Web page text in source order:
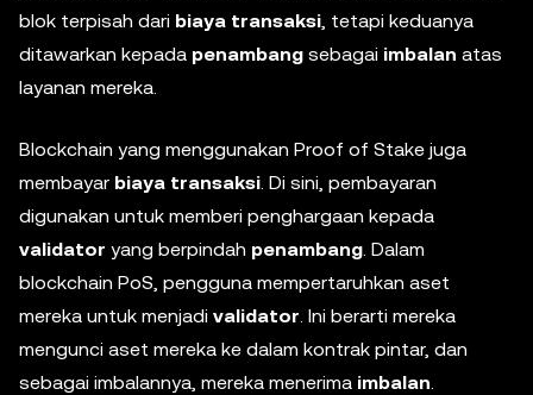
blok terpisah dari biaya transaksi, tetapi keduanya
ditawarkan kepada penambang sebagai imbalan atas
layanan mereka.
Blockchain yang menggunakan Proof of Stake juga
membayar biaya transaksi. Di sini, pembayaran
digunakan untuk memberi penghargaan kepada
validator yang berpindah penambang. Dalam
blockchain PoS, pengguna mempertaruhkan aset
mereka untuk menjadi validator. Ini berarti mereka
mengunci aset mereka ke dalam kontrak pintar, dan
sebagai imbalannya, mereka menerima imbalan.